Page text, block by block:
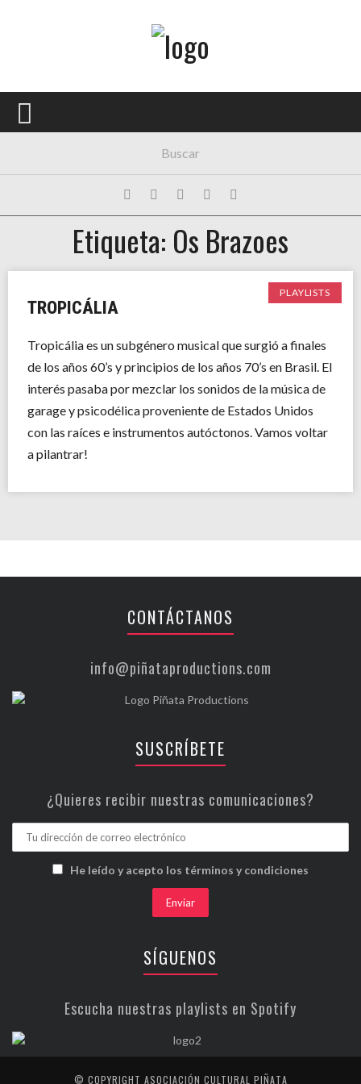
PORTADA
FESTIVALES
EXPOSICIONES
HISTORIAS
Etiqueta: Os Brazoes
PLAYLISTS
TROPICÁLIA
Tropicália es un subgénero musical que surgió a finales
de los años 60’s y principios de los años 70’s en Brasil. El
interés pasaba por mezclar los sonidos de la música de
garage y psicodélica proveniente de Estados Unidos
con las raíces e instrumentos autóctonos. Vamos voltar
a pilantrar!
CONTÁCTANOS
info@piñataproductions.com
SUSCRÍBETE
¿Quieres recibir nuestras comunicaciones?
He leído y acepto los términos y condiciones
SÍGUENOS
Escucha nuestras playlists en Spotify
© COPYRIGHT ASOCIACIÓN CULTURAL PIÑATA